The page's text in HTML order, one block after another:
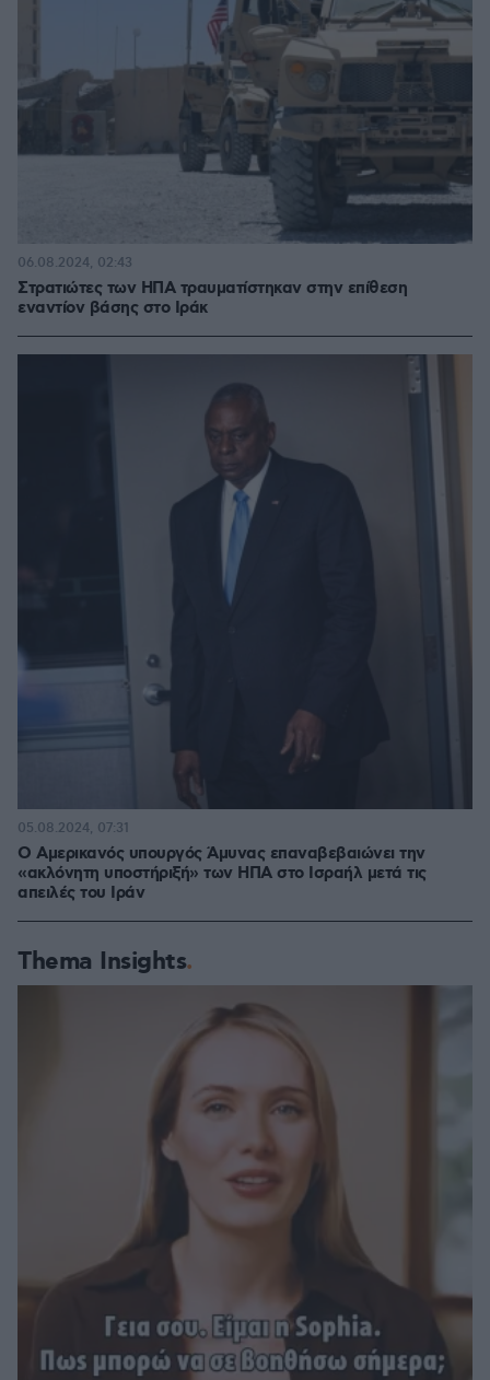
Στρατιώτες των ΗΠΑ τραυματίστηκαν στην επίθεση
εναντίον βάσης στο Ιράκ
06.08.2024, 02:43
Ο Αμερικανός υπουργός Άμυνας επαναβεβαιώνει την
«ακλόνητη υποστήριξή» των ΗΠΑ στο Ισραήλ μετά τις
απειλές του Ιράν
05.08.2024, 07:31
Thema Insights